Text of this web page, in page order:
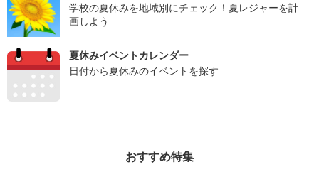
学校の夏休みを地域別にチェック！夏レジャーを計
画しよう
夏休みイベントカレンダー
日付から夏休みのイベントを探す
おすすめ特集